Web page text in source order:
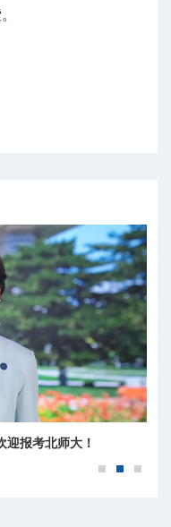
报考北师大！